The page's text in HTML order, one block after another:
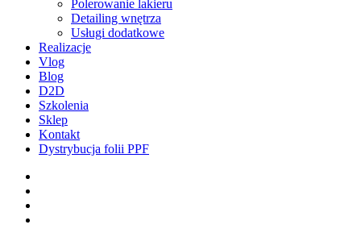
Polerowanie lakieru
Detailing wnętrza
Usługi dodatkowe
Realizacje
Vlog
Blog
D2D
Szkolenia
Sklep
Kontakt
Dystrybucja folii PPF